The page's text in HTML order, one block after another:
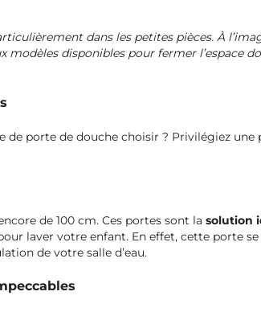
dans les petites pièces. À
disponibles pour fermer l’espace
porte de douche choisir ? Privilégiez une
de 100 cm. Ces portes sont la solution
laver votre enfant. En effet, cette porte
de votre salle d’eau.